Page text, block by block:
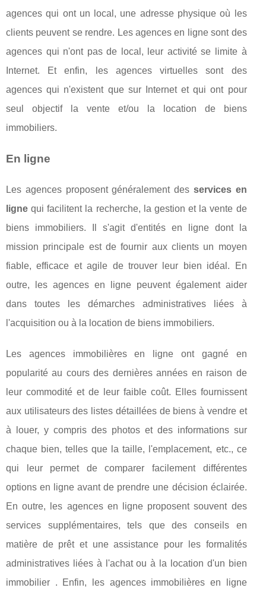
agences qui ont un local, une adresse physique où les
clients peuvent se rendre. Les agences en ligne sont des
agences qui n'ont pas de local, leur activité se limite à
Internet. Et enfin, les agences virtuelles sont des
agences qui n'existent que sur Internet et qui ont pour
seul objectif la vente et/ou la location de biens
immobiliers.
En ligne
Les agences proposent généralement des services en
ligne qui facilitent la recherche, la gestion et la vente de
biens immobiliers. Il s'agit d'entités en ligne dont la
mission principale est de fournir aux clients un moyen
fiable, efficace et agile de trouver leur bien idéal. En
outre, les agences en ligne peuvent également aider
dans toutes les démarches administratives liées à
l'acquisition ou à la location de biens immobiliers.
Les agences immobilières en ligne ont gagné en
popularité au cours des dernières années en raison de
leur commodité et de leur faible coût. Elles fournissent
aux utilisateurs des listes détaillées de biens à vendre et
à louer, y compris des photos et des informations sur
chaque bien, telles que la taille, l'emplacement, etc., ce
qui leur permet de comparer facilement différentes
options en ligne avant de prendre une décision éclairée.
En outre, les agences en ligne proposent souvent des
services supplémentaires, tels que des conseils en
matière de prêt et une assistance pour les formalités
administratives liées à l'achat ou à la location d'un bien
immobilier . Enfin, les agences immobilières en ligne